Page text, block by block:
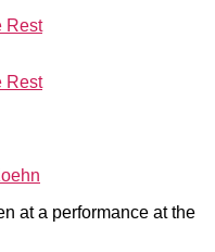
Rest
Rest
at a performance at the